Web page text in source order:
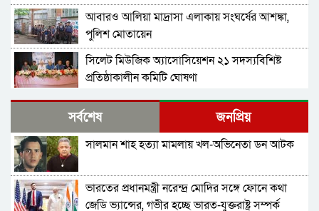
আবারও আলিয়া মাদ্রাসা এলাকায় সংঘর্ষের আশঙ্কা,
পুলিশ মোতায়েন
সিলেট মিউজিক অ্যাসোসিয়েশন ২১ সদস্যবিশিষ্ট
প্রতিষ্ঠাকালীন কমিটি ঘোষণা
বাঘা পৌরসভায় রাস্তা ও ড্রেনের কাজের ভিত্তিপ্রস্তর
স্থাপন করলেন-এমপি চাঁদ
নিরাপত্তার নিশ্চয়তা পেলে ‘দেশে ফিরতে প্রস্তুত’ সাকিব,
চট্টগ্রামে সাবেক শিক্ষামন্ত্রী নওফেলের বাসভবনে আগুন
সর্বশেষ জনপ্রিয়
সালমান শাহ হত্যা মামলায় খল-অভিনেতা ডন আটক
ভারতের প্রধানমন্ত্রী নরেন্দ্র মোদির সঙ্গে ফোনে কথা
জেডি ভ্যান্সের, গভীর হচ্ছে ভারত-যুক্তরাষ্ট্র সম্পর্ক